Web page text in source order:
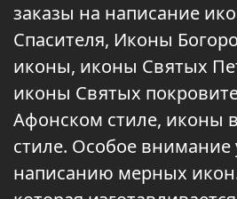
заказы на написание
Спасителя, Иконы
иконы, иконы Святых
иконы Святых
Афонском стиле, иконы
стиле. Особое внимание
написанию мерных